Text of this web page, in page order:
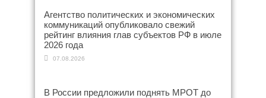
Агентство политических и экономических
коммуникаций опубликовало свежий
рейтинг влияния глав субъектов РФ в июле
2026 года
07.08.2026
В России предложили поднять МРОТ до